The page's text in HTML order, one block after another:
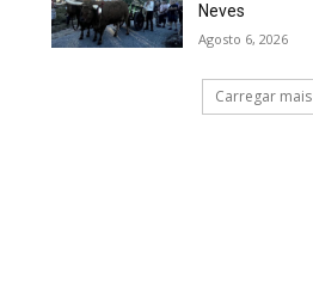
Neves
Agosto 6, 2026
Carregar mais